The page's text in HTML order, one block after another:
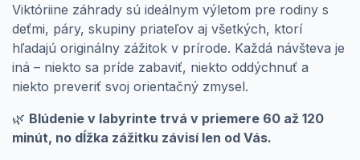
Viktóriine záhrady sú ideálnym výletom pre rodiny s
deťmi, páry, skupiny priateľov aj všetkých, ktorí
hľadajú originálny zážitok v prírode. Každá návšteva je
iná – niekto sa príde zabaviť, niekto oddýchnuť a
niekto preveriť svoj orientačný zmysel.
🌿 Blúdenie v labyrinte trvá v priemere 60 až 120
minút, no dĺžka zážitku závisí len od Vás.